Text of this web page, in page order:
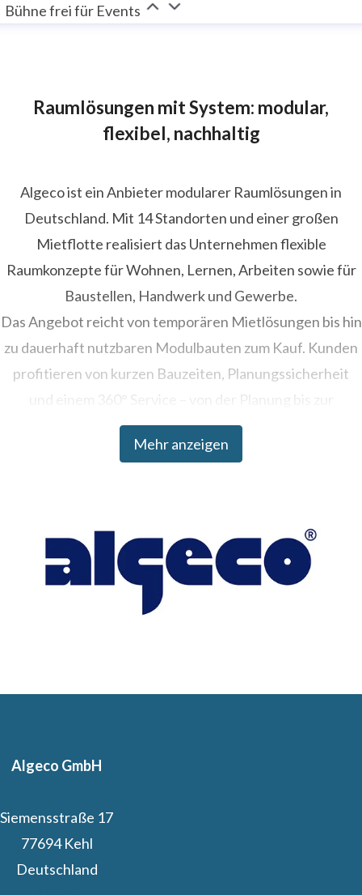
Bühne frei für Events
Raumlösungen mit System: modular,
flexibel, nachhaltig
Mehr anzeigen
Algeco ist ein Anbieter modularer Raumlösungen in
Deutschland. Mit 14 Standorten und einer großen
Mietflotte realisiert das Unternehmen flexible
Raumkonzepte für Wohnen, Lernen, Arbeiten sowie für
Baustellen, Handwerk und Gewerbe.
Das Angebot reicht von temporären Mietlösungen bis hin
zu dauerhaft nutzbaren Modulbauten zum Kauf. Kunden
profitieren von kurzen Bauzeiten, Planungssicherheit
und einem 360° Service – von der Planung bis zur
Umsetzung.
Algeco ist Teil der Modulaire Group, die in über 20
Weitere Informationen: www.algeco.de
Algeco GmbH
Siemensstraße 17
77694 Kehl
Deutschland